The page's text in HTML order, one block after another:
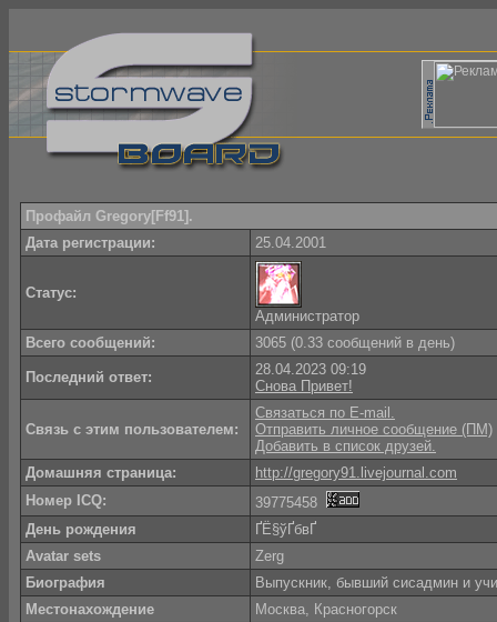
Профайл Gregory[Ff91].
Дата регистрации:
25.04.2001
Статус:
Администратор
Всего сообщений:
3065 (0.33 сообщений в день)
Последний ответ:
28.04.2023 09:19
Снова Привет!
Связь с этим пользователем:
Связаться по E-mail.
Отправить личное сообщение (ПМ)
Добавить в список друзей.
Домашняя страница:
http://gregory91.livejournal.com
Номер ICQ:
39775458
День рождения
­ҐЁ§ўҐбвҐ­
Avatar sets
Zerg
Биография
Выпускник, бывший сисадмин и
Местонахождение
Москва, Красногорск